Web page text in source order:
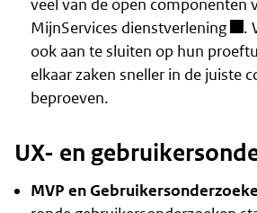
veel van de open componenten
MijnServices dienstverlening
.
ook aan te sluiten op hun
elkaar zaken sneller in de juiste
beproeven.
UX- en
MVP en